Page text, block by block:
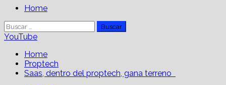
PrimaryHome
Buscar:
YouTube
Home
Proptech
Saas, dentro del proptech, gana terreno